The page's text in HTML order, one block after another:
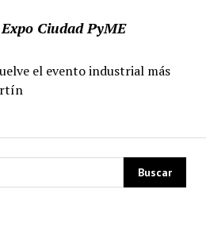
Ciudad PyME
el evento industrial más